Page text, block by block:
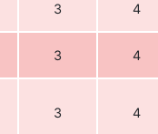
3 4
3 4
3 4